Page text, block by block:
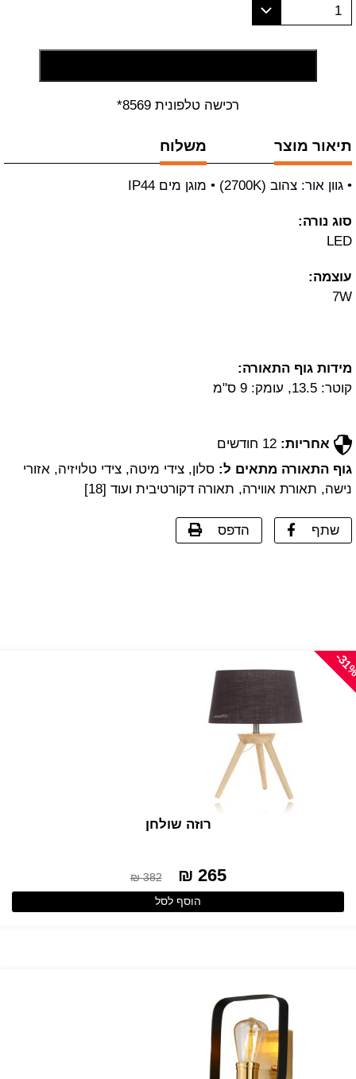
1
רכישה טלפונית 8569*
תיאור מוצר משלוח
• גוון אור: צהוב (2700K) • מוגן מים IP44
סוג נורה:
LED
עוצמה:
7W
מידות גוף התאורה:
קוטר: 13.5, עומק: 9 ס"מ
אחריות:
גוף התאורה מתאים ל: סלון, צידי מיטה, צידי טלויזיה, אזורי
נישה, תאורת אווירה, תאורה דקורטיבית ועוד [18]
שתף הדפס
-
רוזה שולחן
265 ₪
382 ₪
הוסף לסל